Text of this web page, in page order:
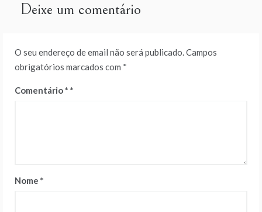
Deixe um comentário
O seu endereço de email não será publicado.Campos
obrigatórios marcados com *
Comentário*
Nome *